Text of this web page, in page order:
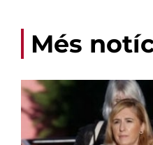
Més